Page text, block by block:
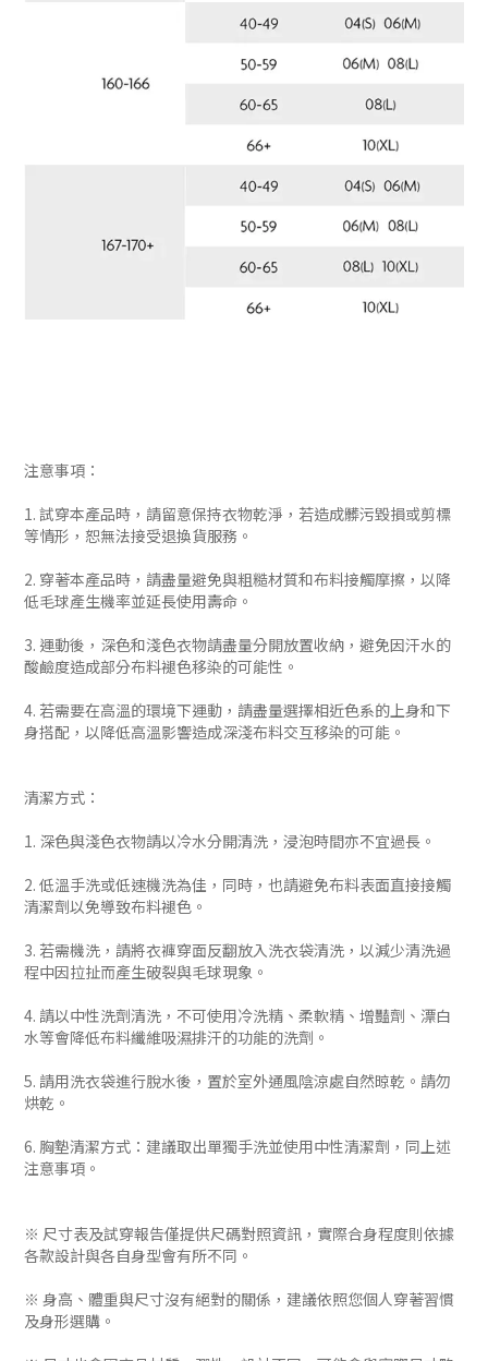
注意事項：
1. 試穿本產品時，請留意保持衣物乾淨，若造成髒污毀損或剪標
等情形，恕無法接受退換貨服務。
2. 穿著本產品時，請盡量避免與粗糙材質和布料接觸摩擦，以降
低毛球產生機率並延長使用壽命。
3. 運動後，深色和淺色衣物請盡量分開放置收納，避免因汗水的
酸鹼度造成部分布料褪色移染的可能性。
4. 若需要在高溫的環境下運動，請盡量選擇相近色系的上身和下
身搭配，以降低高溫影響造成深淺布料交互移染的可能。
清潔方式：
1. 深色與淺色衣物請以冷水分開清洗，浸泡時間亦不宜過長。
2. 低溫手洗或低速機洗為佳，同時，也請避免布料表面直接接觸
清潔劑以免導致布料褪色。
3. 若需機洗，請將衣褲穿面反翻放入洗衣袋清洗，以減少清洗過
程中因拉扯而產生破裂與毛球現象。
4. 請以中性洗劑清洗，不可使用冷洗精、柔軟精、增豔劑、漂白
水等會降低布料纖維吸濕排汗的功能的洗劑。
5. 請用洗衣袋進行脫水後，置於室外通風陰涼處自然晾乾。請勿
烘乾。
6. 胸墊清潔方式：建議取出單獨手洗並使用中性清潔劑，同上述
注意事項。
※ 尺寸表及試穿報告僅提供尺碼對照資訊，實際合身程度則依據
各款設計與各自身型會有所不同。
※ 身高、體重與尺寸沒有絕對的關係，建議依照您個人穿著習慣
及身形選購。